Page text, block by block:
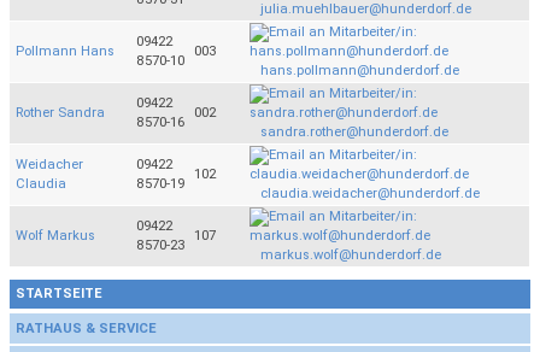
STARTSEITE
RATHAUS & SERVICE
julia.muehlbauer@hunderdorf.de
Pollmann Hans
09422
8570-10
003
hans.pollmann@hunderdorf.de
Rother Sandra
09422
8570-16
002
sandra.rother@hunderdorf.de
Weidacher
Claudia
09422
8570-19
102
claudia.weidacher@hunderdorf.de
Wolf Markus
09422
8570-23
107
markus.wolf@hunderdorf.de